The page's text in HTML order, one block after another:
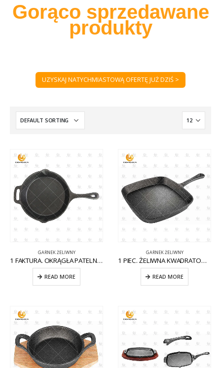
Gorąco sprzedawane
produkty
UZYSKAJ NATYCHMIASTOWĄ OFERTĘ JUŻ DZIŚ >
GARNEK ŻELIWNY
1 FAKTURA. OKRĄGŁA PATELNIA ŻELIWNA Z POMOCNIKIEM CW-CI004
READ MORE
GARNEK ŻELIWNY
1 PIEC. ŻELIWNA KWADRATOWA PATELNIA NA KOMARY CW-CI012
READ MORE